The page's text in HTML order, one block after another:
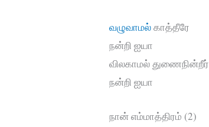
வழுவாமல்காத்தீரே
நன்றி ஐயா
விலகாமல் துணைநின்றீர்
நன்றி ஐயா
நான் எம்மாத்திரம் (2)